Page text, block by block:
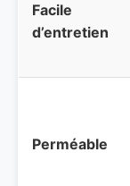
Facile
d’entretien
Perméable